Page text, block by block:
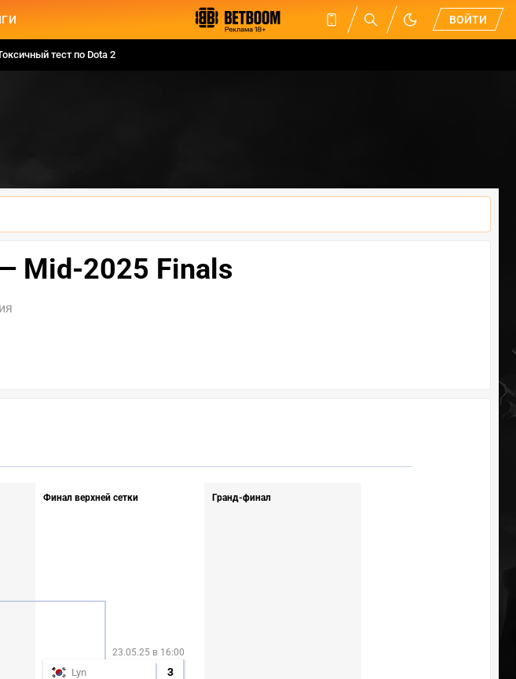
ВОЙТИ
тест по Dota 2
Mid-2025 Finals
Финал верхней сетки
23.05.25 в 16:00
Lyn 3
Гранд-финал